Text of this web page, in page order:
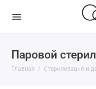
Паровой
Главная Стерилизация и